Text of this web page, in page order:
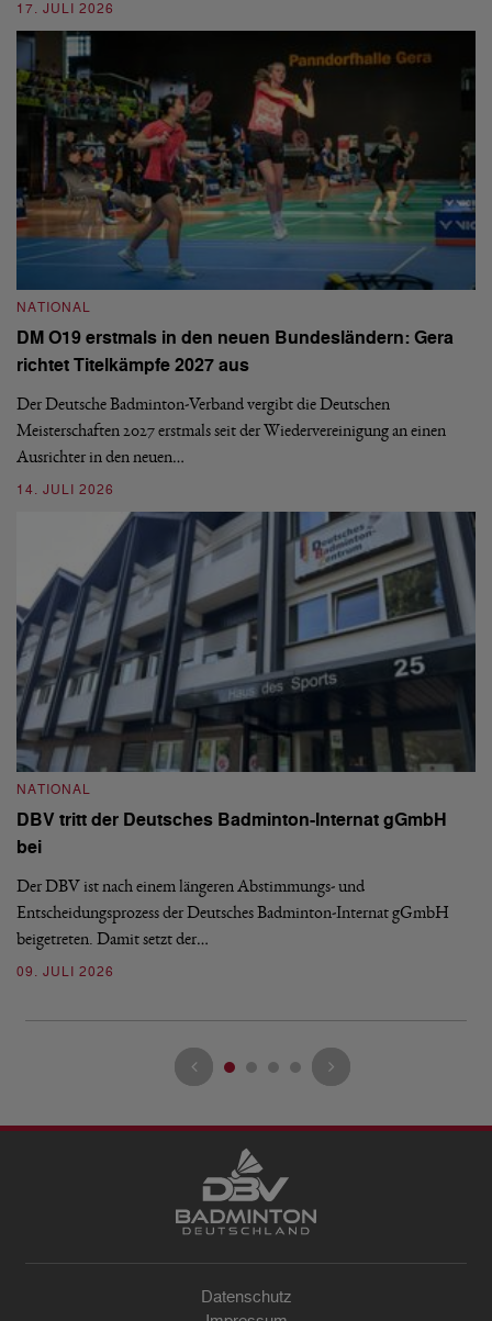
17. JULI 2026
NATIONAL
DM O19 erstmals in den neuen Bundesländern: Gera
richtet Titelkämpfe 2027 aus
Der Deutsche Badminton-Verband vergibt die Deutschen
Meisterschaften 2027 erstmals seit der Wiedervereinigung an einen
Ausrichter in den neuen…
14. JULI 2026
NATIONAL
DBV tritt der Deutsches Badminton-Internat gGmbH
bei
Der DBV ist nach einem längeren Abstimmungs- und
Entscheidungsprozess der Deutsches Badminton-Internat gGmbH
beigetreten. Damit setzt der…
09. JULI 2026
Datenschutz